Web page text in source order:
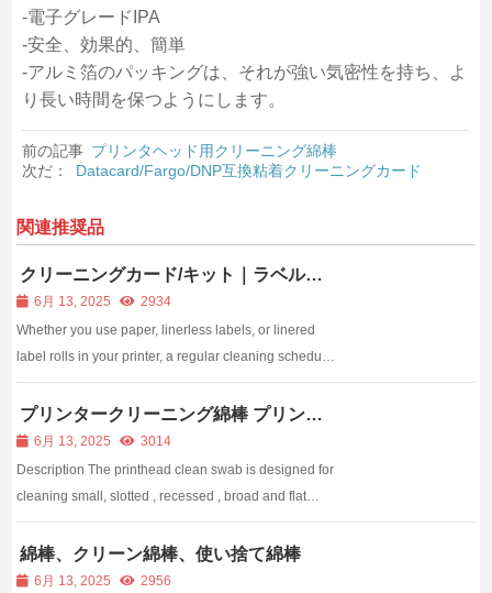
-電子グレードIPA
-安全、効果的、簡単
-アルミ箔のパッキングは、それが強い気密性を持ち、よ
り長い時間を保つようにします。
前の記事 プリンタヘッド用クリーニング綿棒
次だ：
Datacard/Fargo/DNP互換粘着クリーニングカード
関連推奨品
クリーニングカード/キット｜ラベル、
レシート、バーコードプリンターのクリ
ーニングカード
6月 13, 2025
2934
Whether you use paper, linerless labels, or linered
label rolls in your printer, a regular cleaning schedule
is the best way to ensure optimum printer
performance and print quality. Meditech cleaning
products will: Remove adhesive residue, dirt an...
プリンタークリーニング綿棒 プリンタ
ーヘッドクリーンスワブ
6月 13, 2025
3014
Description The printhead clean swab is designed for
cleaning small, slotted , recessed , broad and flat
areas.Its laundered,knitted polyester head&nbs...
綿棒、クリーン綿棒、使い捨て綿棒
6月 13, 2025
2956